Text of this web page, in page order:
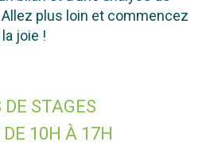
plus loin et commencez
joie !
DE STAGES
10H À 17H